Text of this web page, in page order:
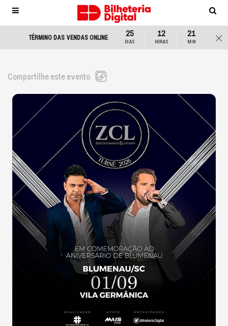
Observação:
este
site
acessibilidade.
TÉRMINO DAS VENDAS ONLINE 25
DIAS
12
HORAS
21
MIN
Compartilhe este evento